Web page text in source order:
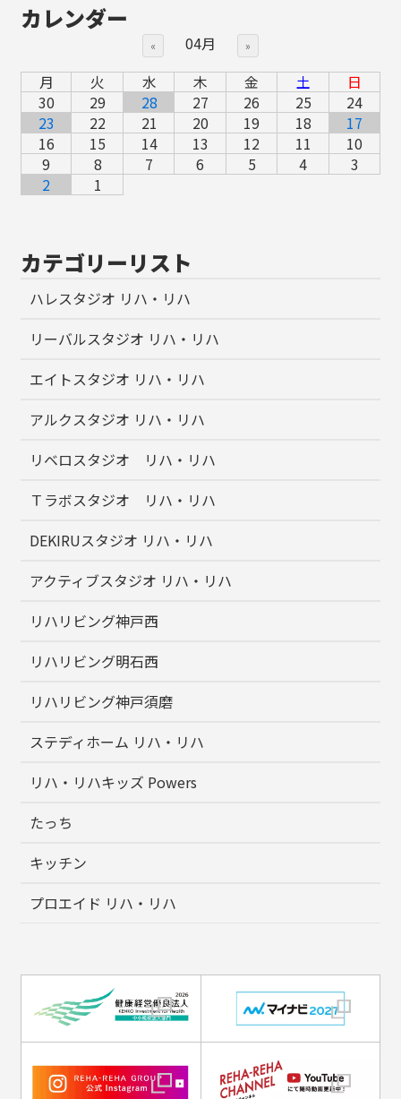
カレンダー
« 04月 »
月 火 水 木 金 土
日
30
29 28 27 26 25
24
23
22 21 20 19 18
17
16
15 14 13 12 11
10
9
8 7 6 5 4
3
2
1
カテゴリーリスト
ハレスタジオ リハ・リハ
リーバルスタジオ リハ・リハ
エイトスタジオ リハ・リハ
アルクスタジオ リハ・リハ
リベロスタジオ リハ・リハ
Ｔラボスタジオ リハ・リハ
DEKIRUスタジオ リハ・リハ
アクティブスタジオ リハ・リハ
リハリビング神戸西
リハリビング明石西
リハリビング神戸須磨
ステディホーム リハ・リハ
リハ・リハキッズ Powers
たっち
キッチン
プロエイド リハ・リハ